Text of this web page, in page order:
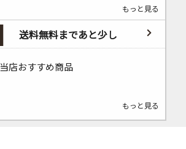
もっと見る
送料無料まであと少し
当店おすすめ商品
もっと見る